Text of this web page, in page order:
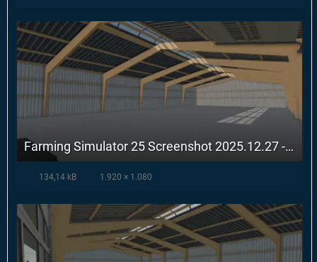
Farming Simulator 25 Screenshot 2025.12.27 - 10.53.37.41.webp
134,14 kB 1.920 × 1.080